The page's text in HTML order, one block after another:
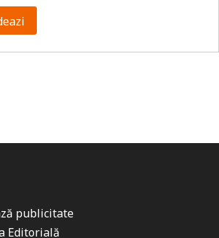
publicitate
Editorială